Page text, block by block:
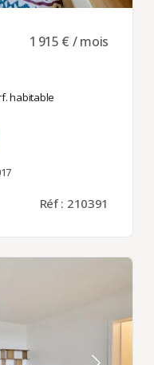
habitable
1 915 € / mois
Réf : 210391